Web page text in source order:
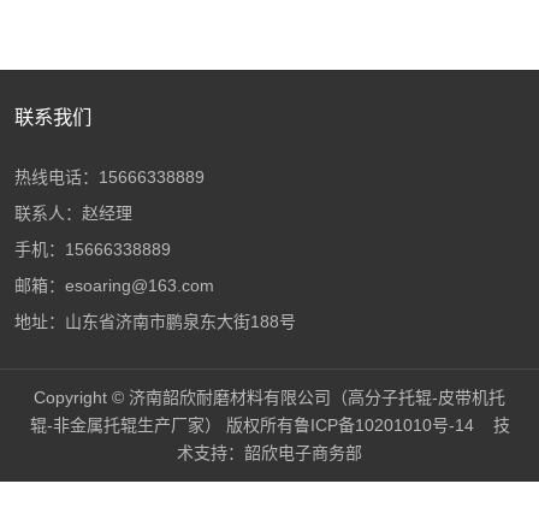
联系我们
热线电话：15666338889
联系人：赵经理
手机：15666338889
邮箱：esoaring@163.com
地址：山东省济南市鹏泉东大街188号
Copyright © 济南韶欣耐磨材料有限公司（高分子托辊-皮带机托
辊-非金属托辊生产厂家） 版权所有鲁ICP备10201010号-14技
术支持： 韶欣电子商务部